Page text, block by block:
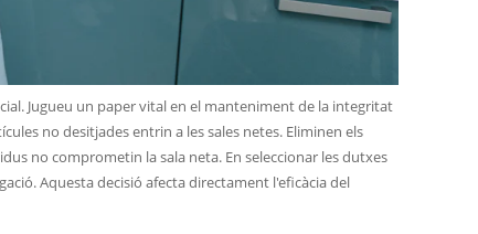
Jugueu un paper vital en el manteniment de la integritat
no desitjades entrin a les sales netes. Eliminen els
no comprometin la sala neta. En seleccionar les dutxes
Aquesta decisió afecta directament l'eficàcia del